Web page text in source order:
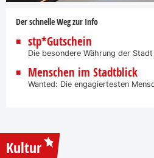
Der schnelle Weg zur Info
stp*Gutschein
Die besondere Währung der
Menschen im Stadtblick
Wanted: Die engagiertesten
Kultur